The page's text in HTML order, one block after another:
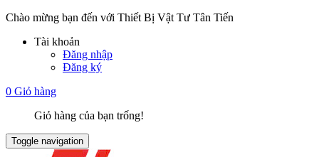
Chào mừng bạn đến với Thiết Bị Vật Tư Tân Tiến
Tài khoản
Đăng nhập
Đăng ký
0 Giỏ hàng
Giỏ hàng của bạn trống!
Toggle navigation